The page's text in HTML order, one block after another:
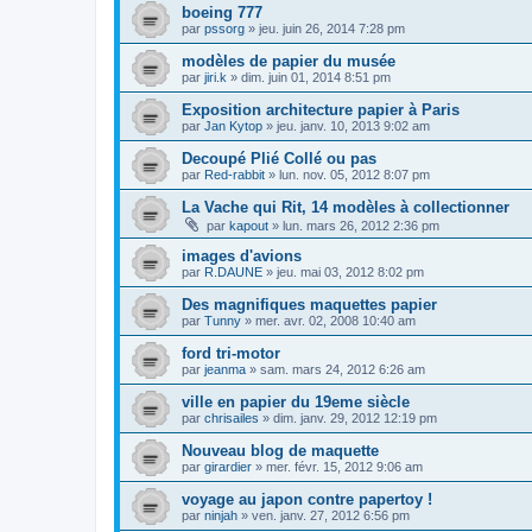
boeing 777
par pssorg » jeu. juin 26, 2014 7:28 pm
modèles de papier du musée
par jiri.k » dim. juin 01, 2014 8:51 pm
Exposition architecture papier à Paris
par Jan Kytop » jeu. janv. 10, 2013 9:02 am
Decoupé Plié Collé ou pas
par Red-rabbit » lun. nov. 05, 2012 8:07 pm
La Vache qui Rit, 14 modèles à collectionner
par kapout » lun. mars 26, 2012 2:36 pm
images d'avions
par R.DAUNE » jeu. mai 03, 2012 8:02 pm
Des magnifiques maquettes papier
par Tunny » mer. avr. 02, 2008 10:40 am
ford tri-motor
par jeanma » sam. mars 24, 2012 6:26 am
ville en papier du 19eme siècle
par chrisailes » dim. janv. 29, 2012 12:19 pm
Nouveau blog de maquette
par girardier » mer. févr. 15, 2012 9:06 am
voyage au japon contre papertoy !
par ninjah » ven. janv. 27, 2012 6:56 pm